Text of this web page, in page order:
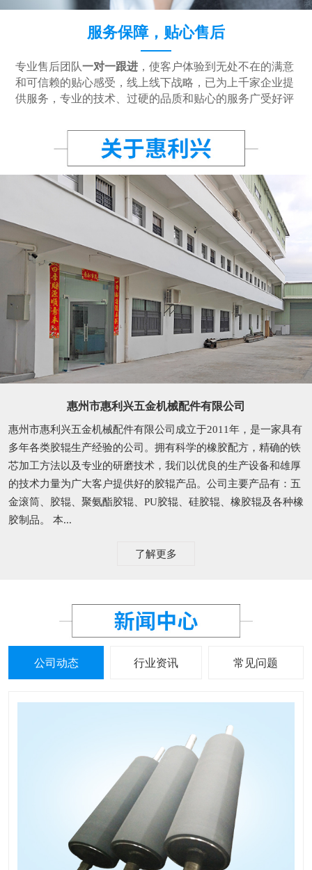
服务保障，贴心售后
专业售后团队一对一跟进 ，使客户体验到无处不在的满意
和可信赖的贴心感受，线上线下战略，已为上千家企业提
供服务，专业的技术、过硬的品质和贴心的服务广受好评
惠州市惠利兴五金机械配件有限公司
惠州市惠利兴五金机械配件有限公司成立于2011年，是一家具有
多年各类胶辊生产经验的公司。拥有科学的橡胶配方，精确的铁
芯加工方法以及专业的研磨技术，我们以优良的生产设备和雄厚
的技术力量为广大客户提供好的胶辊产品。公司主要产品有：五
金滚筒、胶辊、聚氨酯胶辊、PU胶辊、硅胶辊、橡胶辊及各种橡
胶制品。 本...
了解更多
公司动态 行业资讯 常见问题